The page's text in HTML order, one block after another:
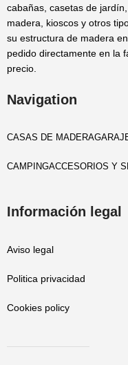
cabañas, casetas de
madera, kioscos y otros
su estructura de madera
pedido directamente en la
precio.
Navigation
CASAS DE MADERA
CAMPINGACCESORIOS Y
Información legal
Aviso legal
Politica privacidad
Cookies policy